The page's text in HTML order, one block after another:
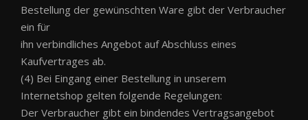
Bestellung der gewünschten Ware gibt der Verbraucher
ein für
ihn verbindliches Angebot auf Abschluss eines
Kaufvertrages ab.
(4) Bei Eingang einer Bestellung in unserem
Internetshop gelten folgende Regelungen:
Der Verbraucher gibt ein bindendes Vertragsangebot